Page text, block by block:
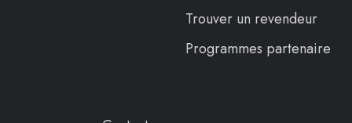
Trouver un revendeur
Programmes partenaire